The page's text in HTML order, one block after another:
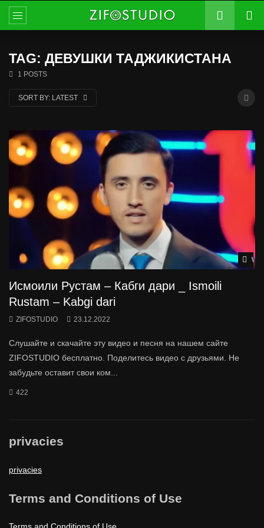
TAG: ДЕВУШКИ ТАДЖИКИСТАНА
1 POSTS
SORT BY: LATEST
Исмоили Рустам – Кабги дари _ Ismoili
Rustam – Kabgi dari
ZIFOSTUDIO 23.12.2022
Слушайте и скачайте эту видео и песня на нашем сайте
ZIFOSTUDIO бесплатно. Поделитесь видео с друзьями. Не
забудьте оставит свои ком...
422
privacies
privacies
Terms and Conditions of Use